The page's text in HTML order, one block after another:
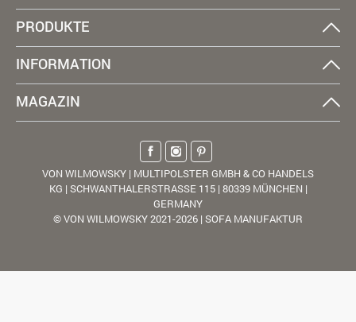
PRODUKTE
INFORMATION
MAGAZIN
VON WILMOWSKY | MULTIPOLSTER GMBH & CO HANDELS
KG | SCHWANTHALERSTRASSE 115 | 80339 MÜNCHEN |
GERMANY
© VON WILMOWSKY 2021-2026 | SOFA MANUFAKTUR